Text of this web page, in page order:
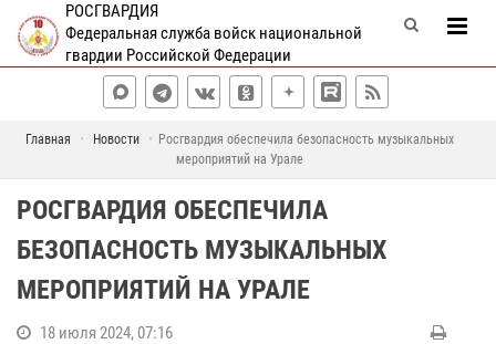
РОСГВАРДИЯ
Федеральная служба войск национальной
гвардии Российской Федерации
Главная Новости
Росгвардия обеспечила безопасность музыкальных
мероприятий на Урале
РОСГВАРДИЯ ОБЕСПЕЧИЛА
БЕЗОПАСНОСТЬ МУЗЫКАЛЬНЫХ
МЕРОПРИЯТИЙ НА УРАЛЕ
18 июля 2024, 07:16